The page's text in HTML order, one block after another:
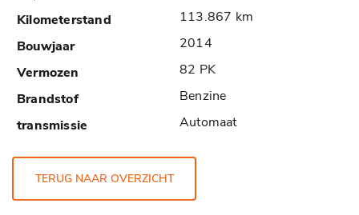
113.867 km
2014
82 PK
Benzine
Automaat
TERUG NAAR OVERZICHT